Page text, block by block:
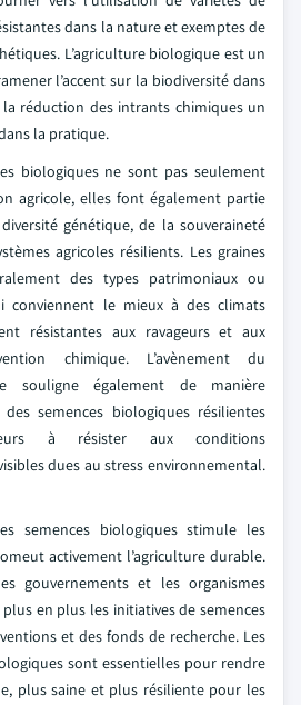
dans la nature et exemptes de
L’agriculture biologique est un
l’accent sur la biodiversité dans
réduction des intrants chimiques un
la pratique.
biologiques ne sont pas seulement
agricole, elles font également partie
génétique, de la souveraineté
agricoles résilients. Les graines
des types patrimoniaux ou
conviennent le mieux à des climats
résistantes aux ravageurs et aux
chimique. L’avènement du
souligne également de manière
semences biologiques résilientes
à résister aux conditions
dues au stress environnemental.
semences biologiques stimule les
activement l’agriculture durable.
gouvernements et les organismes
en plus les initiatives de semences
et des fonds de recherche. Les
sont essentielles pour rendre
plus saine et plus résiliente pour les